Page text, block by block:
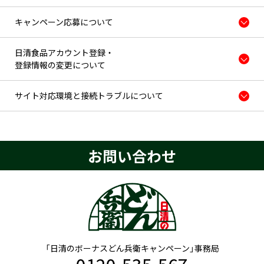
対象商品
キャンペーン告知がある下記商品が対象です。
日清のボーナスどん兵衛 きつねうどん
日清のボーナスどん兵衛 天ぷらそば
※対象商品1個に付き、1ポイントです。
※キャンペーン告知がない商品は対象外となります。
場合もございます。ご了承ください。
賞品
選べるペイポイント ギフトコードは「PayPayポイント」
「EdyギフトID」「Amazonギフトカード」の3種から1種を
3,000円分 400名様
1,500円分 600名様
300円分 5,000名様
100円分 14,000名様
※PayPayポイントは出金、譲渡不可です。PayPay／PayPayカー
キャンペーン応募について
日清食品アカウント登録・
登録情報の変更について
サイト対応環境と接続トラブルについて
お問い合わせ
「日清のボーナスどん兵衛キャンペーン」事務局